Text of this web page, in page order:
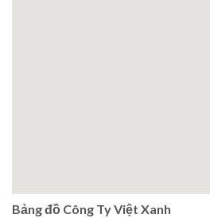
Bảng đồ Công Ty Việt Xanh